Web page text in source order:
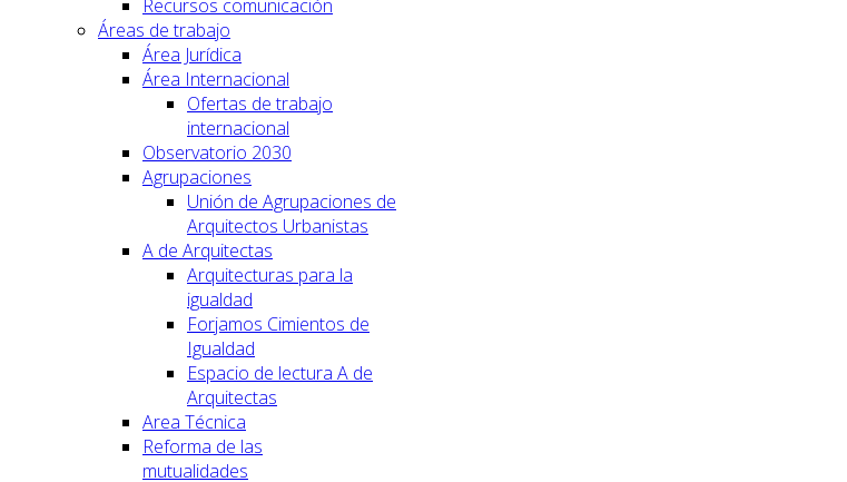
Recursos comunicación
Áreas de trabajo
Área Jurídica
Área Internacional
Ofertas de trabajo
internacional
Observatorio 2030
Agrupaciones
Unión de Agrupaciones de
Arquitectos Urbanistas
A de Arquitectas
Arquitecturas para la
igualdad
Forjamos Cimientos de
Igualdad
Espacio de lectura A de
Arquitectas
Area Técnica
Reforma de las
mutualidades